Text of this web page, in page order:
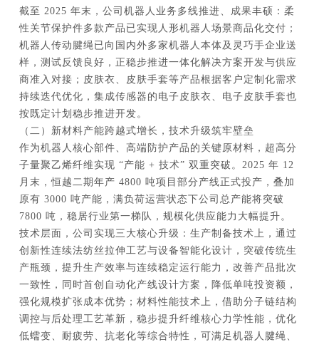
截至 2025 年末，公司机器人业务多线推进、成果丰硕：柔
性关节保护件多款产品已实现人形机器人场景商品化交付；
机器人传动腱绳已向国内外多家机器人本体及灵巧手企业送
样，测试反馈良好，正稳步推进一体化解决方案开发与供应
商准入对接；皮肤衣、皮肤手套等产品根据客户定制化需求
持续迭代优化，集成传感器的电子皮肤衣、电子皮肤手套也
按既定计划稳步推进开发。
（二）新材料产能跨越式增长，技术升级筑牢壁垒
作为机器人核心部件、高端防护产品的关键原材料，超高分
子量聚乙烯纤维实现 “产能 + 技术” 双重突破。2025 年 12
月末，恒越二期年产 4800 吨项目部分产线正式投产，叠加
原有 3000 吨产能，满负荷运营状态下公司总产能将突破
7800 吨，稳居行业第一梯队，规模化供应能力大幅提升。
技术层面，公司实现三大核心升级：生产制备技术上，通过
创新性连续法纺丝拉伸工艺与设备智能化设计，突破传统生
产瓶颈，提升生产效率与连续稳定运行能力，改善产品批次
一致性，同时首创自动化产线设计方案，降低单吨投资额，
强化规模扩张成本优势；材料性能技术上，借助分子链结构
调控与后处理工艺革新，稳步提升纤维核心力学性能，优化
低蠕变、耐疲劳、抗老化等综合特性，可满足机器人腱绳、